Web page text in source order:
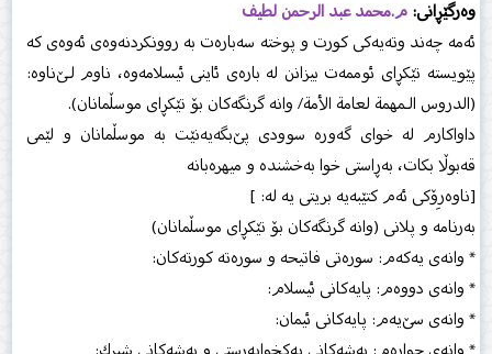
وەرگێڕانی:م.محمد عبد الرحمن لطیف
ئەمە چەند وتەیەكی كورت و پوختە سەبارەت بە روونكردنەوەی ئەوەی كە
پێویستە تێكڕای ئوممەت بیزانن لە بارەی ئاینی ئیسلامەوە، ناوم لـێ‌ناوە:
(الدروس الـمهمة لعامة الأمة/ وانە گرنگەكان بۆ تێكڕای موسڵمانان).
داواكارم لە خوای گەورە سوودی پێ‌بگەیەنێت بە موسڵمانان و لێمی
قەبوڵا بكات، بەڕاستی خوا بەخشندە و میهرەبانە
[ناوەرِۆكی ئەم كتێبەیە بریتی یە لە: ]
بەرنامە و پلانی (وانە گرنگەكان بۆ تێكڕای موسڵمانان)
* وانەی یەكەم: سورەتی فاتیحە و سورەتە كورتەكان:
* وانەی دووەم: پایەكانی ئیسلام:
* وانەی سێ‌یەم: پایەكانی ئیمان: